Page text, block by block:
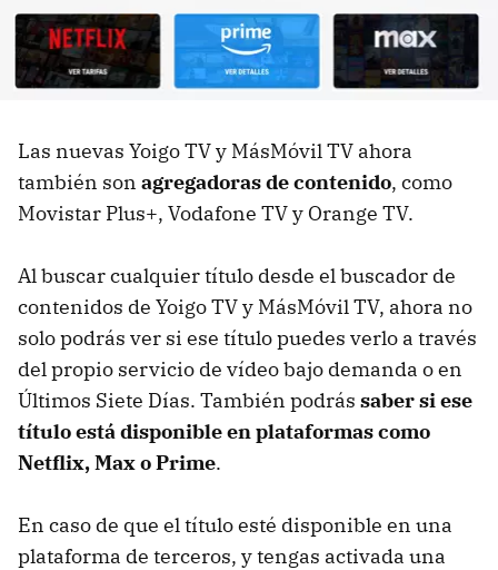
Las nuevas Yoigo TV y MásMóvil TV ahora
también son agregadoras de contenido, como
Movistar Plus+, Vodafone TV y Orange TV.
Al buscar cualquier título desde el buscador de
contenidos de Yoigo TV y MásMóvil TV, ahora no
solo podrás ver si ese título puedes verlo a través
del propio servicio de vídeo bajo demanda o en
Últimos Siete Días. También podrás saber si ese
título está disponible en plataformas como
Netflix, Max o Prime.
En caso de que el título esté disponible en una
plataforma de terceros, y tengas activada una